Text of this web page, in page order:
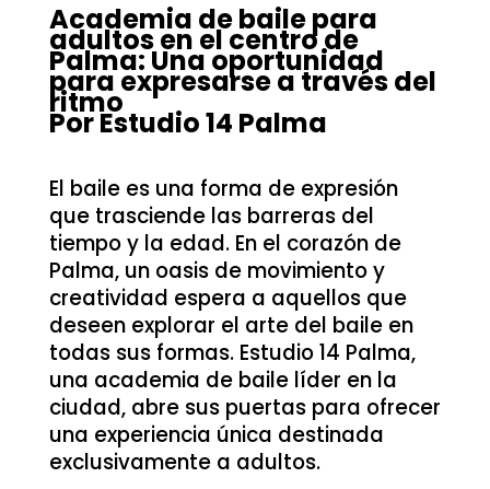
Academia de baile para
adultos en el centro de
Palma: Una oportunidad
para expresarse a través del
ritmo
Por Estudio 14 Palma
El baile es una forma de expresión
que trasciende las barreras del
tiempo y la edad. En el corazón de
Palma, un oasis de movimiento y
creatividad espera a aquellos que
deseen explorar el arte del baile en
todas sus formas. Estudio 14 Palma,
una academia de baile líder en la
ciudad, abre sus puertas para ofrecer
una experiencia única destinada
exclusivamente a adultos.